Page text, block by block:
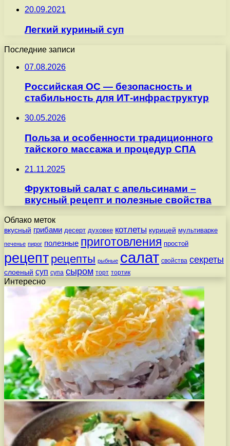
20.09.2021
Легкий куриный суп
Последние записи
07.08.2026
Российская ОС — безопасность и
стабильность для ИТ-инфраструктур
30.05.2026
Польза и особенности традиционного
тайского массажа и процедур СПА
21.11.2025
Фруктовый салат с апельсинами –
вкусный рецепт и полезные свойства
Облако меток
вкусный грибами десерт духовке котлеты курицей мультиварке
печенье пирог полезные приготовления простой
рецепт рецепты рыбные салат свойства секреты
слоеный суп супа сыром торт тортик
Интересно